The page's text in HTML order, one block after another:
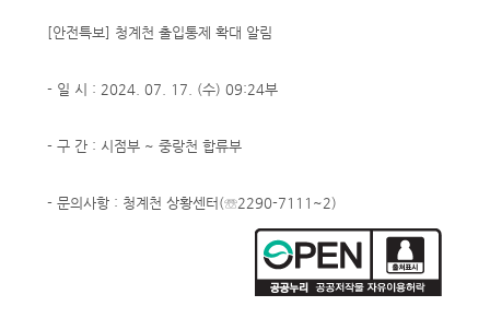
[안전특보] 청계천 출입통제 확대 알림
- 일 시 : 2024. 07. 17. (수) 09:24부
- 구 간 : 시점부 ~ 중랑천 합류부
- 문의사항 : 청계천 상황센터(☏2290-7111~2)